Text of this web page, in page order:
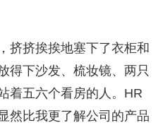
挤挤挨挨地塞下了衣柜和
得下沙发、梳妆镜、两只
着五六个看房的人。HR
然比我更了解公司的产品